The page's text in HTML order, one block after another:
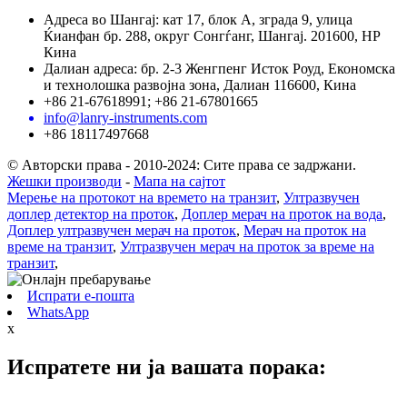
Адреса во Шангај: кат 17, блок А, зграда 9, улица
Ќианфан бр. 288, округ Сонгѓанг, Шангај. 201600, НР
Кина
Далиан адреса: бр. 2-3 Женгпенг Исток Роуд, Економска
и технолошка развојна зона, Далиан 116600, Кина
+86 21-67618991; +86 21-67801665
info@lanry-instruments.com
+86 18117497668
© Авторски права - 2010-2024: Сите права се задржани.
Жешки производи - Мапа на сајтот
Мерење на протокот на времето на транзит, Ултразвучен
доплер детектор на проток, Доплер мерач на проток на вода,
Доплер ултразвучен мерач на проток, Мерач на проток на
време на транзит, Ултразвучен мерач на проток за време на
транзит,
Испрати е-пошта
WhatsApp
x
Испратете ни ја вашата порака: